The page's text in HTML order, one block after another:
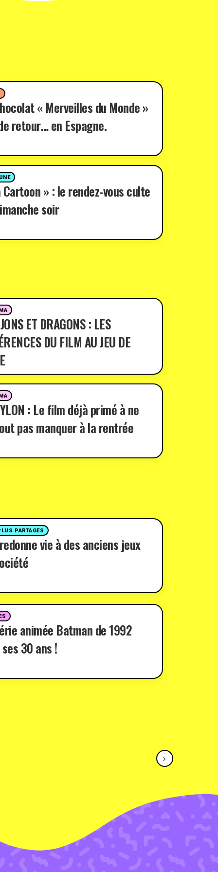
« Merveilles du Monde »
retour… en Espagne.
Cartoon » : le rendez-vous culte
soir
ET DRAGONS : LES
DU FILM AU JEU DE
: Le film déjà primé à ne
pas manquer à la rentrée
PARTAGES
vie à des anciens jeux
animée Batman de 1992
30 ans !